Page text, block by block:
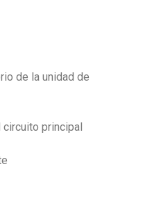
de la unidad de
principal